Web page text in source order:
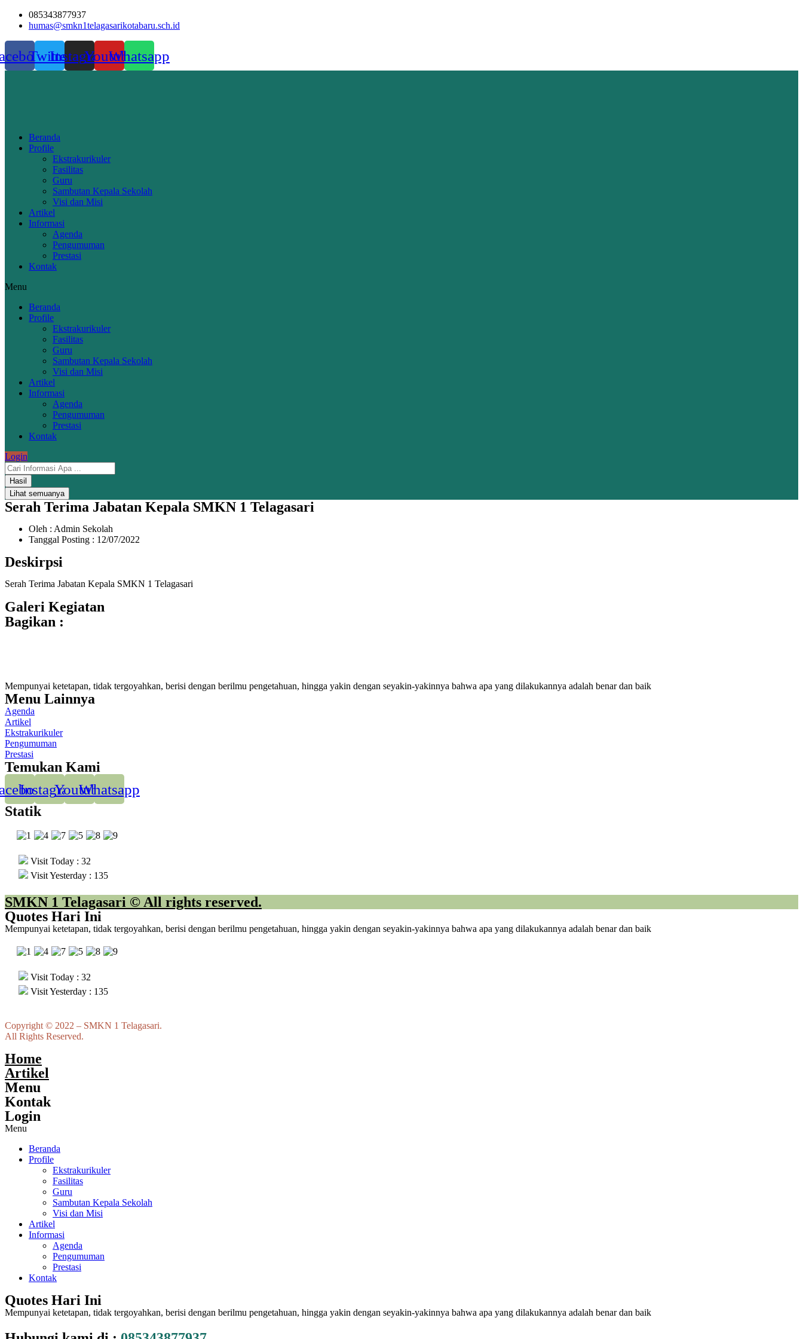
Skip
085343877937
humas@smkn1telagasarikotabaru.sch.id
TwitterInstagramYoutubeWhatsapp
Beranda
Profile
Ekstrakurikuler
Fasilitas
Guru
Sambutan Kepala Sekolah
Visi dan Misi
Artikel
Informasi
Agenda
Pengumuman
Prestasi
Kontak
Menu
Beranda
Profile
Ekstrakurikuler
Fasilitas
Guru
Sambutan Kepala Sekolah
Visi dan Misi
Artikel
Informasi
Agenda
Pengumuman
Prestasi
Kontak
Login
Hasil
Lihat semuanya
Serah Terima Jabatan Kepala SMKN 1 Telagasari
Oleh : Admin Sekolah
Tanggal Posting : 12/07/2022
Deskirpsi
Serah Terima Jabatan Kepala SMKN 1 Telagasari
Galeri Kegiatan
Bagikan :
Mempunyai ketetapan, tidak tergoyahkan, berisi dengan berilmu pengetahuan, hingga yakin dengan seyakin-yakinnya bahwa apa yang dilakukannya adalah benar dan baik
Menu Lainnya
Agenda
Artikel
Ekstrakurikuler
Pengumuman
Prestasi
Temukan Kami
InstagramYoutubeWhatsapp
Statik
Visit Today : 32
Visit Yesterday : 135
SMKN 1 Telagasari © All rights reserved.
Quotes Hari Ini
Mempunyai ketetapan, tidak tergoyahkan, berisi dengan berilmu pengetahuan, hingga yakin dengan seyakin-yakinnya bahwa apa yang dilakukannya adalah benar dan baik
Visit Today : 32
Visit Yesterday : 135
Copyright © 2022 – SMKN 1 Telagasari.
All Rights Reserved.
Home
Artikel
Menu
Kontak
Login
Menu
Beranda
Profile
Ekstrakurikuler
Fasilitas
Guru
Sambutan Kepala Sekolah
Visi dan Misi
Artikel
Informasi
Agenda
Pengumuman
Prestasi
Kontak
Quotes Hari Ini
Mempunyai ketetapan, tidak tergoyahkan, berisi dengan berilmu pengetahuan, hingga yakin dengan seyakin-yakinnya bahwa apa yang dilakukannya adalah benar dan baik